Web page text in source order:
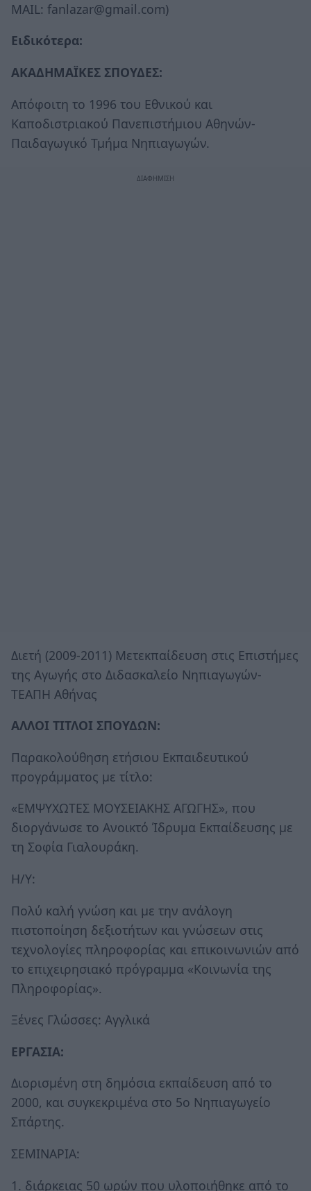
MAIL: fanlazar@gmail.com)
Ειδικότερα:
ΑΚΑΔΗΜΑΪΚΕΣ ΣΠΟΥΔΕΣ:
Απόφοιτη το 1996 του Εθνικού και
Καποδιστριακού Πανεπιστήμιου Αθηνών-
Παιδαγωγικό Τμήμα Νηπιαγωγών.
Διετή (2009-2011) Μετεκπαίδευση στις Επιστήμες
της Αγωγής στο Διδασκαλείο Νηπιαγωγών-
ΤΕΑΠΗ Αθήνας
ΑΛΛΟΙ ΤΙΤΛΟΙ ΣΠΟΥΔΩΝ:
Παρακολούθηση ετήσιου Εκπαιδευτικού
προγράμματος με τίτλο:
«ΕΜΨΥΧΩΤΕΣ ΜΟΥΣΕΙΑΚΗΣ ΑΓΩΓΗΣ», που
διοργάνωσε το Ανοικτό Ίδρυμα Εκπαίδευσης με
τη Σοφία Γιαλουράκη.
Η/Υ:
Πολύ καλή γνώση και με την ανάλογη
πιστοποίηση δεξιοτήτων και γνώσεων στις
τεχνολογίες πληροφορίας και επικοινωνιών από
το επιχειρησιακό πρόγραμμα «Κοινωνία της
Πληροφορίας».
Ξένες Γλώσσες: Αγγλικά
ΕΡΓΑΣΙΑ:
Διορισμένη στη δημόσια εκπαίδευση από το
2000, και συγκεκριμένα στο 5ο Νηπιαγωγείο
Σπάρτης.
ΣΕΜΙΝΑΡΙΑ:
1. διάρκειας 50 ωρών που υλοποιήθηκε από το